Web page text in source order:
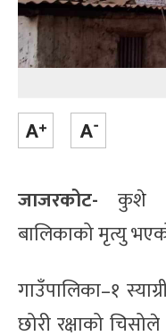
जाजरकोट- कुशे
बालिकाको मृत्यु
गाउँपालिका–१
छोरी रक्षाको